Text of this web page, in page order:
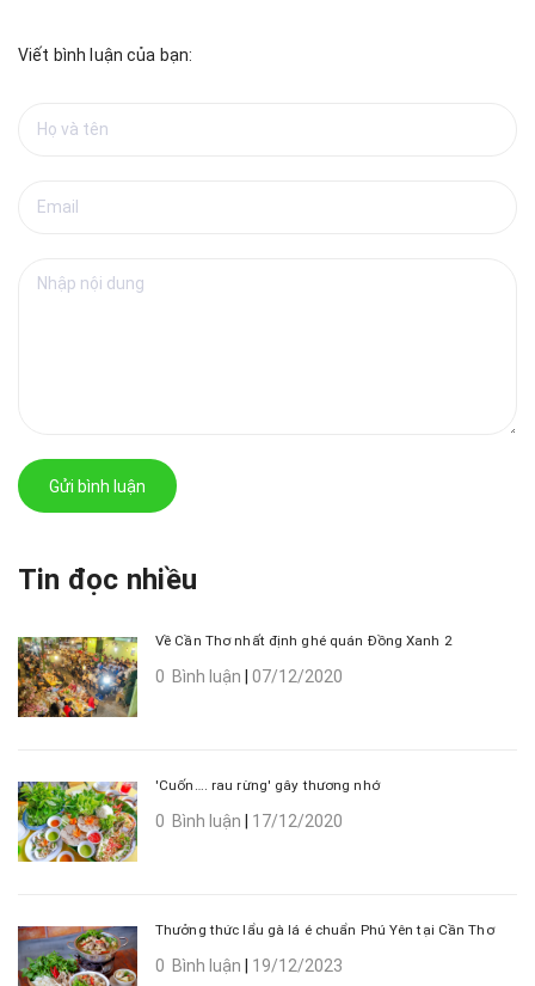
Viết bình luận của bạn:
Gửi bình luận
Tin đọc nhiều
Về Cần Thơ nhất định ghé quán Đồng Xanh 2
0 Bình luận 07/12/2020
'Cuốn…. rau rừng' gây thương nhớ
0 Bình luận 17/12/2020
Thưởng thức lẩu gà lá é chuẩn Phú Yên tại Cần Thơ
0 Bình luận 19/12/2023